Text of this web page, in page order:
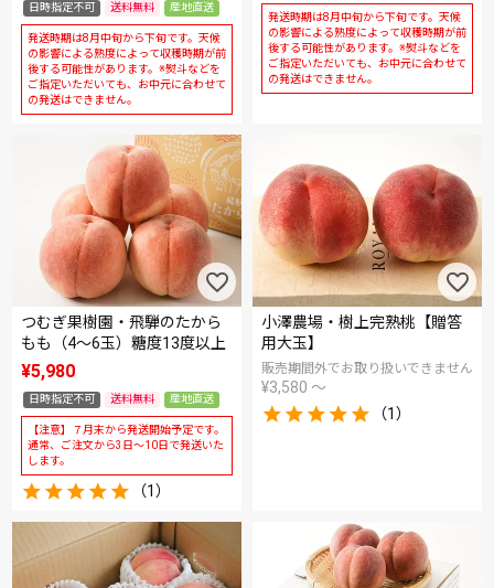
日時指定不可 送料無料 産地直送
発送時期は8月中旬から下旬です。天候
の影響による熟度によって収穫時期が前
後する可能性があります。※熨斗などを
ご指定いただいても、お中元に合わせて
の発送はできません。
発送時期は8月中旬から下旬です。天候
の影響による熟度によって収穫時期が前
後する可能性があります。※熨斗などを
ご指定いただいても、お中元に合わせて
の発送はできません。
つむぎ果樹園・飛騨のたから
もも（4～6玉）糖度13度以上
¥5,980
日時指定不可 送料無料 産地直送
【注意】７月末から発送開始予定です。
通常、ご注文から3日～10日で発送いた
します。
（1）
小澤農場・樹上完熟桃【贈答
用大玉】
販売期間外でお取り扱いできません
¥3,580 〜
（1）